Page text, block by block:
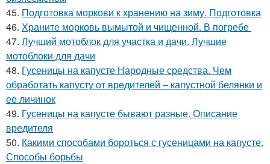
45. Подготовка моркови к хранению на зиму. Подготовка
46. Храните морковь вымытой и чищенной. В погребе
47. Лучший мотоблок для участка и дачи. Лучшие
мотоблоки для дачи
48. Гусеницы на капусте Народные средства. Чем
обработать капусту от вредителей – капустной белянки и
ее личинок
49. Гусеницы на капусте бывают разные. Описание
вредителя
50. Какими способами бороться с гусеницами на капусте.
Способы борьбы